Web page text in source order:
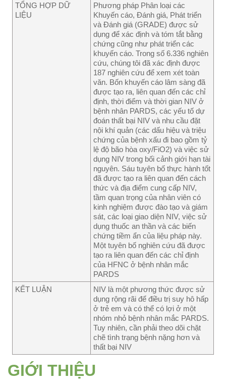
TỔNG HỢP DỮ
LIỆU
Phương pháp Phân loại các
Khuyến cáo, Đánh giá, Phát triển
và Đánh giá (GRADE) được sử
dụng để xác định và tóm tắt bằng
chứng cũng như phát triển các
khuyến cáo. Trong số 6.336 nghiên
cứu, chúng tôi đã xác định được
187 nghiên cứu để xem xét toàn
văn. Bốn khuyến cáo lâm sàng đã
được tạo ra, liên quan đến các chỉ
định, thời điểm và thời gian NIV ở
bệnh nhân PARDS, các yếu tố dự
đoán thất bại NIV và nhu cầu đặt
nội khí quản (các dấu hiệu và triệu
chứng của bệnh xấu đi bao gồm tỷ
lệ độ bão hòa oxy/FiO2) và việc sử
dụng NIV trong bối cảnh giới hạn tài
nguyên. Sáu tuyên bố thực hành tốt
đã được tạo ra liên quan đến cách
thức và địa điểm cung cấp NIV,
tầm quan trọng của nhân viên có
kinh nghiệm được đào tạo và giám
sát, các loại giao diện NIV, việc sử
dụng thuốc an thần và các biến
chứng tiềm ẩn của liệu pháp này.
Một tuyên bố nghiên cứu đã được
tạo ra liên quan đến các chỉ định
của HFNC ở bệnh nhân mắc
PARDS
KẾT LUẬN
NIV là một phương thức được sử
dụng rộng rãi để điều trị suy hô hấp
ở trẻ em và có thể có lợi ở một
nhóm nhỏ bệnh nhân mắc PARDS.
Tuy nhiên, cần phải theo dõi chặt
chẽ tình trạng bệnh nặng hơn và
thất bại NIV
GIỚI THIỆU